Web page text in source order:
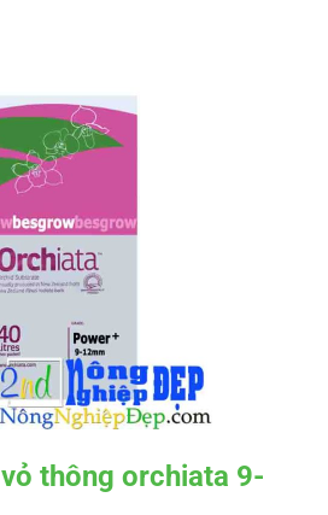
vỏ thông orchiata 9-